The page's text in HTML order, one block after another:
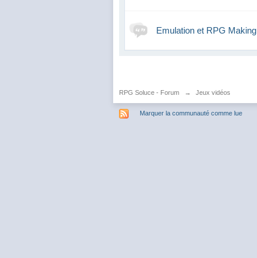
Emulation et RPG Making
RPG Soluce - Forum → Jeux vidéos
Marquer la communauté comme lue